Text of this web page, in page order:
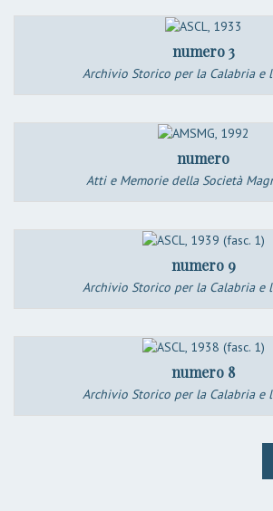
numero 3
Archivio Storico per la Calabria e
numero
Atti e Memorie della Società
numero 9
Archivio Storico per la Calabria e
numero 8
Archivio Storico per la Calabria e